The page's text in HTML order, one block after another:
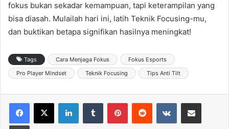
fokus bukan sekadar kemampuan, tapi keterampilan yang
bisa diasah. Mulailah hari ini, latih Teknik Focusing-mu,
dan buktikan betapa signifikan hasilnya meningkat!
Tags Cara Menjaga Fokus
Fokus Esports
Pro Player Mindset
Teknik Focusing Tips Anti Tilt